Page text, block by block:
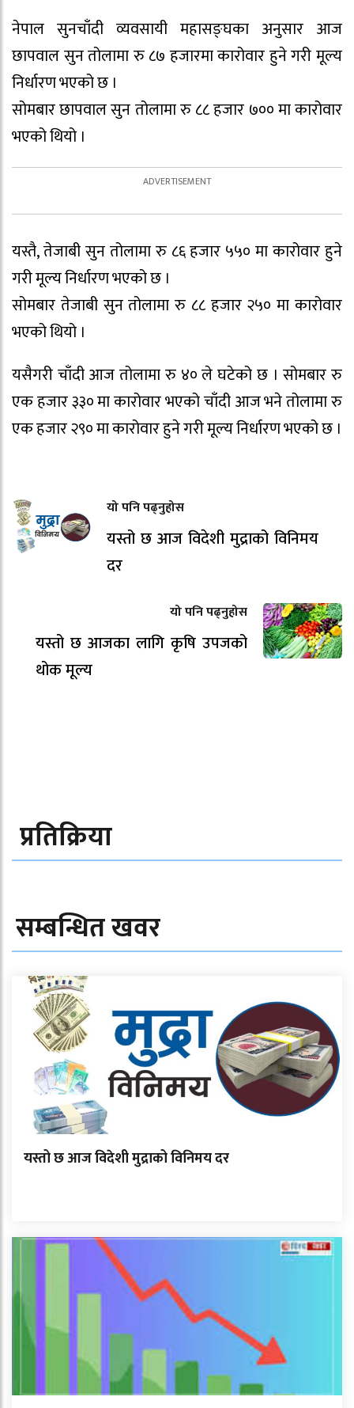
नेपाल सुनचाँदी व्यवसायी महासङ्घका अनुसार आज
छापवाल सुन तोलामा रु ८७ हजारमा कारोवार हुने गरी मूल्य
निर्धारण भएको छ ।
सोमबार छापवाल सुन तोलामा रु ८८ हजार ७०० मा कारोवार
भएको थियो ।
यस्तै, तेजाबी सुन तोलामा रु ८६ हजार ५५० मा कारोवार हुने
गरी मूल्य निर्धारण भएको छ ।
सोमबार तेजाबी सुन तोलामा रु ८८ हजार २५० मा कारोवार
भएको थियो ।
यसैगरी चाँदी आज तोलामा रु ४० ले घटेको छ । सोमबार रु
एक हजार ३३० मा कारोवार भएको चाँदी आज भने तोलामा रु
एक हजार २९० मा कारोवार हुने गरी मूल्य निर्धारण भएको छ ।
यो पनि पढ्नुहोस
यस्तो छ आज विदेशी मुद्राको विनिमय
दर
यो पनि पढ्नुहोस
यस्तो छ आजका लागि कृषि उपजको
थोक मूल्य
प्रतिक्रिया
सम्बन्धित खवर
यस्तो छ आज विदेशी मुद्राको विनिमय दर